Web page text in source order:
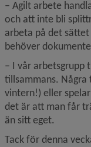
– Agilt arbete
och att inte bli
arbeta på det
behöver
– I vår
tillsammans. Några
vintern!) eller
det är att man får
än sitt eget.
Tack för denna